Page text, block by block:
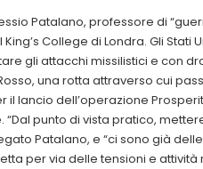
Patalano, professore di
College di Londra. Gli
gli attacchi missilistici e con
una rotta attraverso cui
il lancio dell’operazione
punto di vista pratico,
Patalano, e “ci sono già
per via delle tensioni e attività